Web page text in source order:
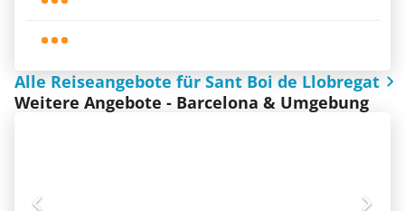
Alle Reiseangebote für Sant Boi de Llobregat
Weitere Angebote - Barcelona & Umgebung